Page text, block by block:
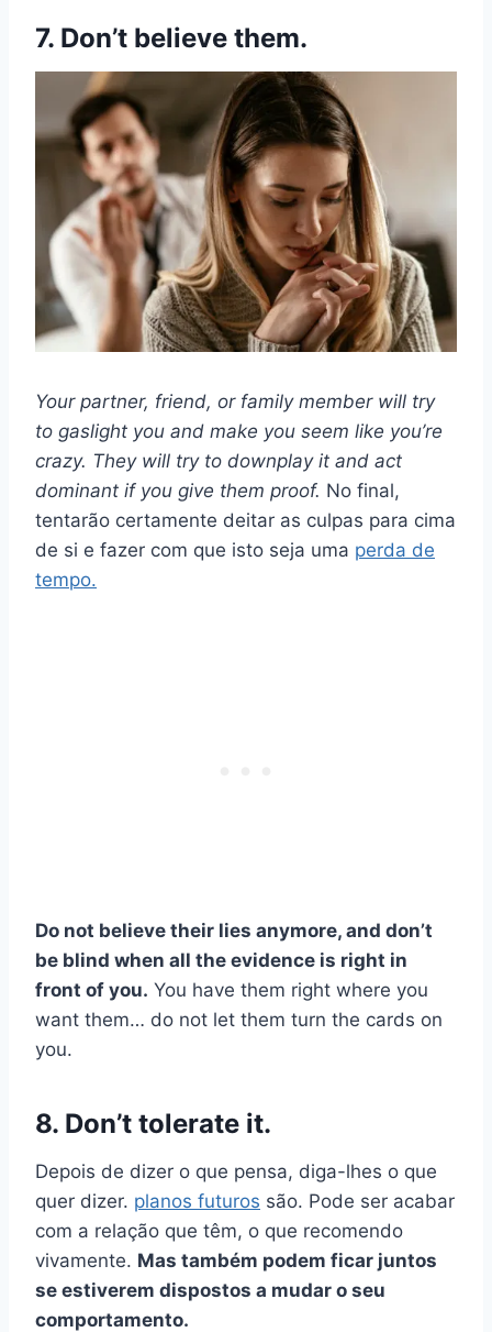
7. Don’t believe them.
Your partner, friend, or family member will try
to gaslight you and make you seem like you’re
crazy. They will try to downplay it and act
dominant if you give them proof. No final,
tentarão certamente deitar as culpas para cima
de si e fazer com que isto seja uma perda de
tempo.
Do not believe their lies anymore, and don’t
be blind when all the evidence is right in
front of you. You have them right where you
want them… do not let them turn the cards on
you.
8. Don’t tolerate it.
Depois de dizer o que pensa, diga-lhes o que
quer dizer. planos futuros são. Pode ser acabar
com a relação que têm, o que recomendo
vivamente. Mas também podem ficar juntos
se estiverem dispostos a mudar o seu
comportamento.